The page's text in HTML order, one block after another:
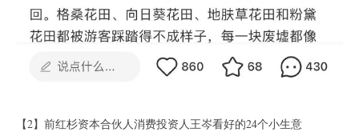
【2】前红杉资本合伙人消费投资人王岑看好的24个小生意